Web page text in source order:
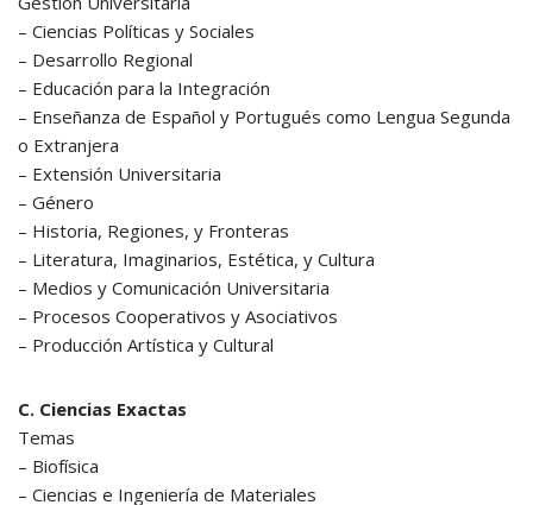
– Ciencias Políticas y Sociales
– Desarrollo Regional
– Educación para la Integración
– Enseñanza de Español y Portugués como Lengua Segunda
o Extranjera
– Extensión Universitaria
– Género
– Historia, Regiones, y Fronteras
– Literatura, Imaginarios, Estética, y Cultura
– Medios y Comunicación Universitaria
– Procesos Cooperativos y Asociativos
– Producción Artística y Cultural
C. Ciencias Exactas
Temas
– Biofísica
– Ciencias e Ingeniería de Materiales